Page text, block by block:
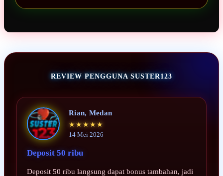
REVIEW PENGGUNA SUSTER123
Rian, Medan
★★★★★
14 Mei 2026
Deposit 50 ribu
Deposit 50 ribu langsung dapat bonus tambahan, jadi